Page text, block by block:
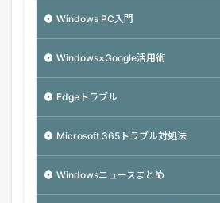
Windows PC入門
Windows×Google活用術
Edgeトラブル
Microsoft 365トラブル対処法
Windowsニュースまとめ